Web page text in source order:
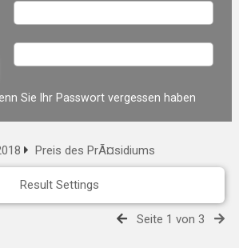
Sie Ihr Passwort vergessen haben
Preis des PrÃ¤sidiums
Result Settings
Seite 1 von 3